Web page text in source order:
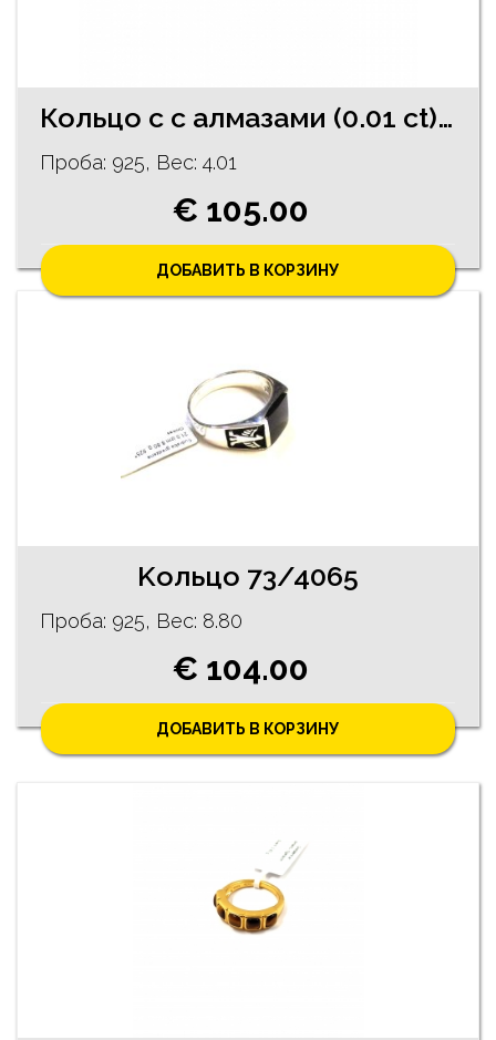
Кольцо c с алмазами (0.01 ct) и халцедонaми 316/1245
Проба: 925, Bес: 4.01
€ 105.00
ДОБАВИТЬ В КОРЗИНУ
Kольцо 73/4065
Проба: 925, Bес: 8.80
€ 104.00
ДОБАВИТЬ В КОРЗИНУ